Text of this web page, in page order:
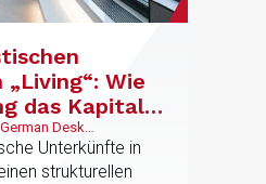
Wie
das Kapital
Desk
Unterkünfte in
strukturellen